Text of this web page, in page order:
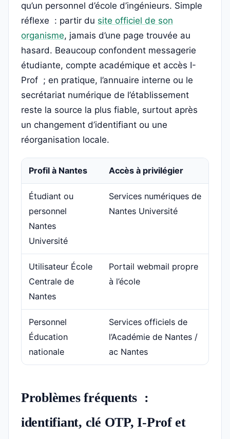
qu’un personnel d’école d’ingénieurs. Simple
réflexe : partir du site officiel de son
organisme, jamais d’une page trouvée au
hasard. Beaucoup confondent messagerie
étudiante, compte académique et accès I-
Prof ; en pratique, l’annuaire interne ou le
secrétariat numérique de l’établissement
reste la source la plus fiable, surtout après
un changement d’identifiant ou une
réorganisation locale.
Profil à Nantes Accès à privilégier
Étudiant ou
personnel
Nantes
Université
Services numériques de
Nantes Université
Utilisateur École
Centrale de
Nantes
Portail webmail propre
à l’école
Personnel
Éducation
nationale
Services officiels de
l’Académie de Nantes /
ac Nantes
Problèmes fréquents :
identifiant, clé OTP, I-Prof et